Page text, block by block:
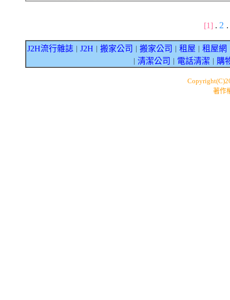
[1] . 2 .
J2H流行雜誌 J2H 搬家公司 搬家公司 租屋 租屋網
清潔公司 電話清潔 購
著作